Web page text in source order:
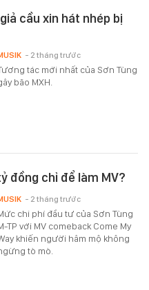
cầu xin hát nhép bị
tác mới nhất của Sơn Tùng
bão MXH.
- 2 tháng trước
đồng chỉ để làm MV?
chi phí đầu tư của Sơn Tùng
TP với MV comeback Come My
khiến người hâm mộ không
tò mò.
- 2 tháng trước